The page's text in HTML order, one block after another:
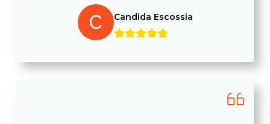
C Candida Escossia